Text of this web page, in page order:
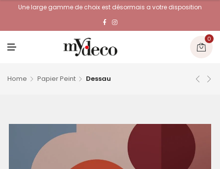
Une large gamme de choix est désormais a votre disposition
0
Home Papier Peint Dessau